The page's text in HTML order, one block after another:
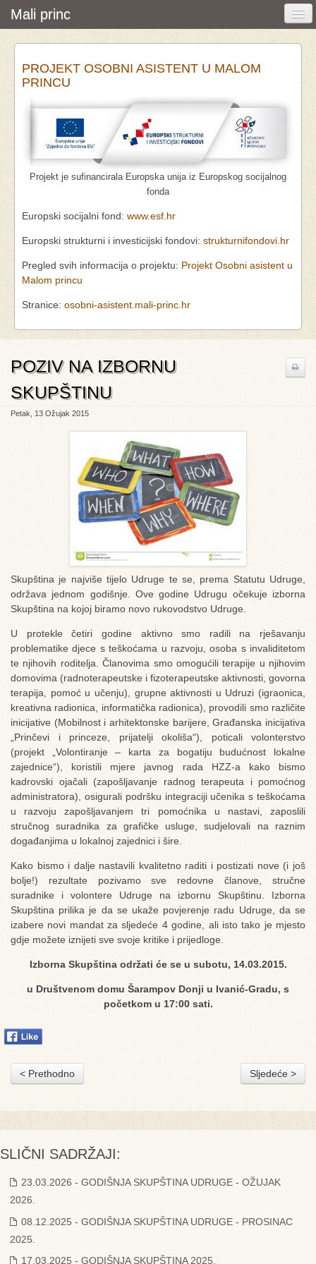
Mali princ
Početna
Vijesti i događanja
Udruga
Pretraživanje
PROJEKT OSOBNI ASISTENT U MALOM
PRINCU
Projekt je sufinancirala Europska unija iz Europskog socijalnog
fonda
Europski socijalni fond: www.esf.hr
Europski strukturni i investicijski fondovi: strukturnifondovi.hr
Pregled svih informacija o projektu: Projekt Osobni asistent u
Malom princu
Stranice: osobni-asistent.mali-princ.hr
POZIV NA IZBORNU
SKUPŠTINU
Petak, 13 Ožujak 2015
Skupština je najviše tijelo Udruge te se, prema Statutu Udruge,
održava jednom godišnje. Ove godine Udrugu očekuje izborna
Skupština na kojoj biramo novo rukovodstvo Udruge.
U protekle četiri godine aktivno smo radili na rješavanju
problematike djece s teškoćama u razvoju, osoba s invaliditetom
te njihovih roditelja. Članovima smo omogućili terapije u njihovim
domovima (radnoterapeutske i fizoterapeutske aktivnosti, govorna
terapija, pomoć u učenju), grupne aktivnosti u Udruzi (igraonica,
kreativna radionica, informatička radionica), provodili smo različite
inicijative (Mobilnost i arhitektonske barijere, Građanska inicijativa
„Prinčevi i princeze, prijatelji okoliša“), poticali volonterstvo
(projekt „Volontiranje – karta za bogatiju budućnost lokalne
zajednice“), koristili mjere javnog rada HZZ-a kako bismo
kadrovski ojačali (zapošljavanje radnog terapeuta i pomoćnog
administratora), osigurali podršku integraciji učenika s teškoćama
u razvoju zapošljavanjem tri pomoćnika u nastavi, zaposlili
stručnog suradnika za grafičke usluge, sudjelovali na raznim
događanjima u lokalnoj zajednici i šire.
Kako bismo i dalje nastavili kvalitetno raditi i postizati nove (i još
bolje!) rezultate pozivamo sve redovne članove, stručne
suradnike i volontere Udruge na izbornu Skupštinu. Izborna
Skupština prilika je da se ukaže povjerenje radu Udruge, da se
izabere novi mandat za sljedeće 4 godine, ali isto tako je mjesto
gdje možete iznijeti sve svoje kritike i prijedloge.
Izborna Skupština održati će se u subotu, 14.03.2015.
u Društvenom domu Šarampov Donji u Ivanić-Gradu, s
početkom u 17:00 sati.
< Prethodno Sljedeće >
SLIČNI SADRŽAJI:
23.03.2026 - GODIŠNJA SKUPŠTINA UDRUGE - OŽUJAK
2026.
08.12.2025 - GODIŠNJA SKUPŠTINA UDRUGE - PROSINAC
2025.
17.03.2025 - GODIŠNJA SKUPŠTINA 2025.